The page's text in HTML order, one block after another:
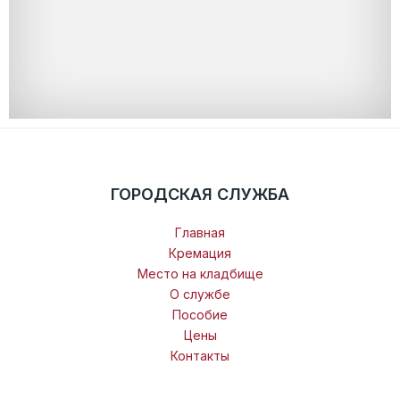
ГОРОДСКАЯ СЛУЖБА
Главная
Кремация
Место на кладбище
О службе
Пособие
Цены
Контакты